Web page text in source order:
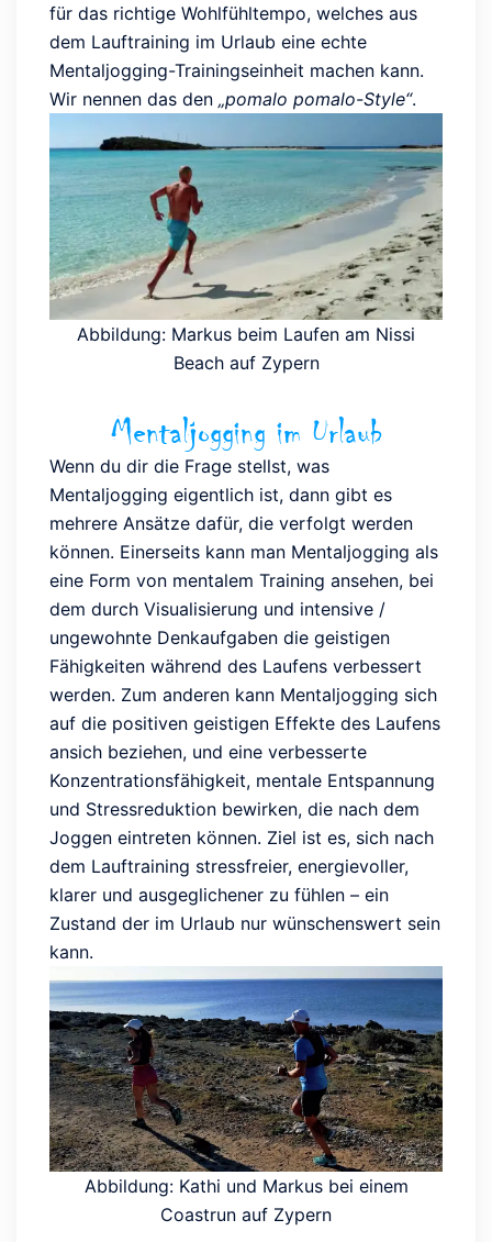
für das richtige Wohlfühltempo, welches aus
dem Lauftraining im Urlaub eine echte
Mentaljogging-Trainingseinheit machen kann.
Wir nennen das den „pomalo pomalo-Style“.
Abbildung: Markus beim Laufen am Nissi
Beach auf Zypern
Mentaljogging im Urlaub
Wenn du dir die Frage stellst, was
Mentaljogging eigentlich ist, dann gibt es
mehrere Ansätze dafür, die verfolgt werden
können. Einerseits kann man Mentaljogging als
eine Form von mentalem Training ansehen, bei
dem durch Visualisierung und intensive /
ungewohnte Denkaufgaben die geistigen
Fähigkeiten während des Laufens verbessert
werden. Zum anderen kann Mentaljogging sich
auf die positiven geistigen Effekte des Laufens
ansich beziehen, und eine verbesserte
Konzentrationsfähigkeit, mentale Entspannung
und Stressreduktion bewirken, die nach dem
Joggen eintreten können. Ziel ist es, sich nach
dem Lauftraining stressfreier, energievoller,
klarer und ausgeglichener zu fühlen – ein
Zustand der im Urlaub nur wünschenswert sein
kann.
Abbildung: Kathi und Markus bei einem
Coastrun auf Zypern